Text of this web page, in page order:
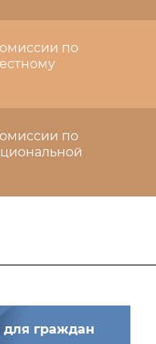
по
по
граждан